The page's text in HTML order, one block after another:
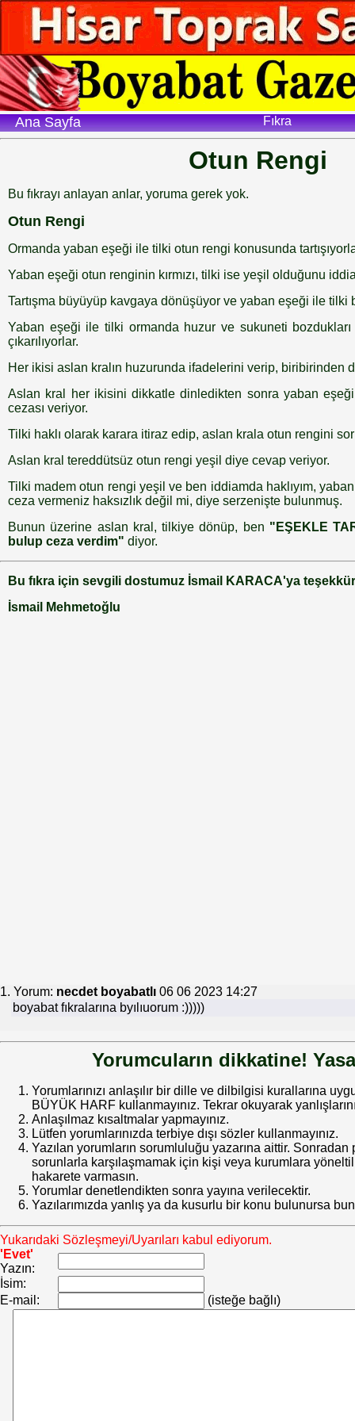
Fıkra
Ana Sayfa
Otun Rengi
Bu fıkrayı anlayan anlar, yoruma gerek yok.
Otun Rengi
Ormanda yaban eşeği ile tilki otun rengi konusunda
Yaban eşeği otun renginin kırmızı, tilki ise yeşil olduğunu
Tartışma büyüyüp kavgaya dönüşüyor ve yaban eşeği ile tilki
Yaban eşeği ile tilki ormanda huzur ve sukuneti
çıkarılıyorlar.
Her ikisi aslan kralın huzurunda ifadelerini verip, biribirinden
Aslan kral her ikisini dikkatle dinledikten sonra yaban
cezası veriyor.
Tilki haklı olarak karara itiraz edip, aslan krala otun rengini
Aslan kral tereddütsüz otun rengi yeşil diye cevap veriyor.
Tilki madem otun rengi yeşil ve ben iddiamda haklıyım,
ceza vermeniz haksızlık değil mi, diye serzenişte bulunmuş.
Bunun üzerine aslan kral, tilkiye dönüp, ben "EŞEKLE
bulup ceza verdim" diyor.
Bu fıkra için sevgili dostumuz İsmail KARACA'ya
İsmail Mehmetoğlu
1. Yorum: necdet boyabatlı 06 06 2023 14:27
boyabat fıkralarına byılıuorum :)))))
Yorumcuların dikkatine!
Yorumlarınızı anlaşılır bir dille ve dilbilgisi kurallarına
BÜYÜK HARF kullanmayınız. Tekrar okuyarak
Anlaşılmaz kısaltmalar yapmayınız.
Lütfen yorumlarınızda terbiye dışı sözler kullanmayınız.
Yazılan yorumların sorumluluğu yazarına aittir.
sorunlarla karşılaşmamak için kişi veya kurumlara
hakarete varmasın.
Yorumlar denetlendikten sonra yayına verilecektir.
Yazılarımızda yanlış ya da kusurlu bir konu bulunursa
Yukarıdaki Sözleşmeyi/Uyarıları kabul ediyorum.
'Evet'
Yazın:
İsim:
E-mail:
(isteğe bağlı)